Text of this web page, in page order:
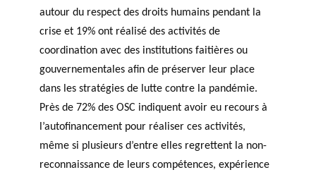
autour du respect des droits humains pendant la
crise et 19% ont réalisé des activités de
coordination avec des institutions faitières ou
gouvernementales afin de préserver leur place
dans les stratégies de lutte contre la pandémie.
Près de 72% des OSC indiquent avoir eu recours à
l’autofinancement pour réaliser ces activités,
même si plusieurs d’entre elles regrettent la non-
reconnaissance de leurs compétences, expérience